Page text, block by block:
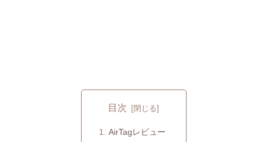
目次
AirTagレビュー